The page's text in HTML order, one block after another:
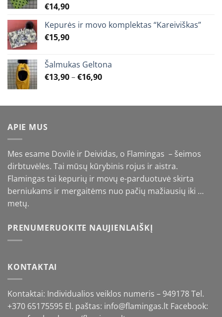
€14,90
Kepurės ir movo komplektas “Kareiviškas”
€15,90
Šalmukas Geltona
€13,90–€16,90Price
through
APIE MUS
Mes esame Dovilė ir Deividas, o Flamingas – šeimos
dirbtuvėlės. Tai mūsų kūrybinis rojus ir aistra.
Flamingas tai kepurių ir movų e-parduotuvė skirta
berniukams ir mergaitėms nuo pačių mažiausių iki …
metų.
PRENUMERUOKITE NAUJIENLAIŠKĮ
KONTAKTAI
Kontaktai: Individualios veiklos numeris – 949178 Tel.
+370 65175595 El. paštas: info@flamingas.lt Facebook: